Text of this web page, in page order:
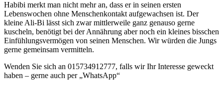
Habibi merkt man nicht mehr an, dass er in seinen ersten
Lebenswochen ohne Menschenkontakt aufgewachsen ist. Der
kleine Ali-Bi lässt sich zwar mittlerweile ganz genauso gerne
kuscheln, benötigt bei der Annährung aber noch ein kleines bisschen
Einfühlungsvermögen von seinen Menschen. Wir würden die Jungs
gerne gemeinsam vermitteln.
Wenden Sie sich an 015734912777, falls wir Ihr Interesse geweckt
haben – gerne auch per „WhatsApp“